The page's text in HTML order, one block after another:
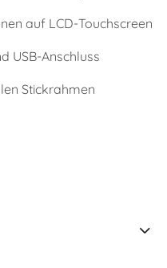
auf LCD-Touchscreen
USB-Anschluss
Stickrahmen